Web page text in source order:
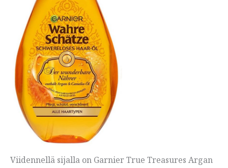
Viidennellä sijalla on Garnier True Treasures Argan